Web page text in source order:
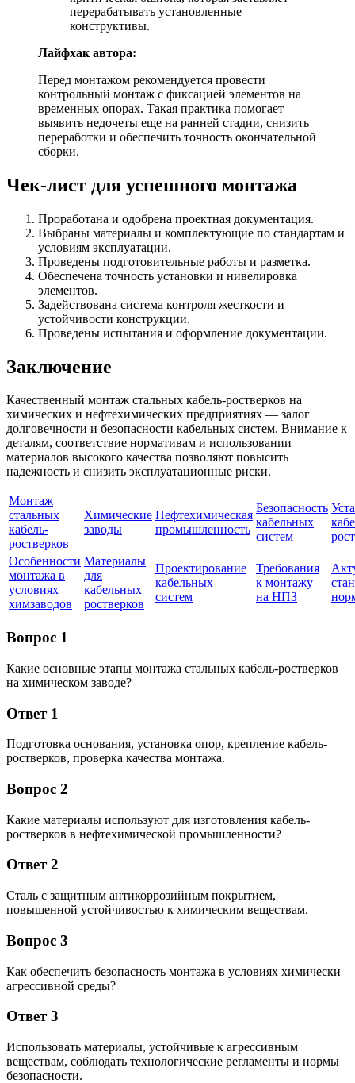
перерабатывать установленные
конструктивы.
Лайфхак автора:
Перед монтажом рекомендуется провести
контрольный монтаж с фиксацией элементов на
временных опорах. Такая практика помогает
выявить недочеты еще на ранней стадии, снизить
переработки и обеспечить точность окончательной
сборки.
Чек-лист для успешного монтажа
Проработана и одобрена проектная документация.
Выбраны материалы и комплектующие по стандартам и
условиям эксплуатации.
Проведены подготовительные работы и разметка.
Обеспечена точность установки и нивелировка
элементов.
Задействована система контроля жесткости и
устойчивости конструкции.
Проведены испытания и оформление документации.
Заключение
Качественный монтаж стальных кабель-ростверков на
химических и нефтехимических предприятиях — залог
долговечности и безопасности кабельных систем. Внимание к
деталям, соответствие нормативам и использовании
материалов высокого качества позволяют повысить
надежность и снизить эксплуатационные риски.
Монтаж
стальных
кабель-
ростверков
Химические
заводы
Нефтехимическая
промышленность
Безопасность
кабельных
систем
Особенности
монтажа в
условиях
химзаводов
Материалы
для
кабельных
ростверков
Проектирование
кабельных
систем
Требования
к монтажу
на НПЗ
Вопрос 1
Какие основные этапы монтажа стальных кабель-ростверков
на химическом заводе?
Ответ 1
Подготовка основания, установка опор, крепление кабель-
ростверков, проверка качества монтажа.
Вопрос 2
Какие материалы используют для изготовления кабель-
ростверков в нефтехимической промышленности?
Ответ 2
Сталь с защитным антикоррозийным покрытием,
повышенной устойчивостью к химическим веществам.
Вопрос 3
Как обеспечить безопасность монтажа в условиях химически
агрессивной среды?
Ответ 3
Использовать материалы, устойчивые к агрессивным
веществам, соблюдать технологические регламенты и нормы
безопасности.